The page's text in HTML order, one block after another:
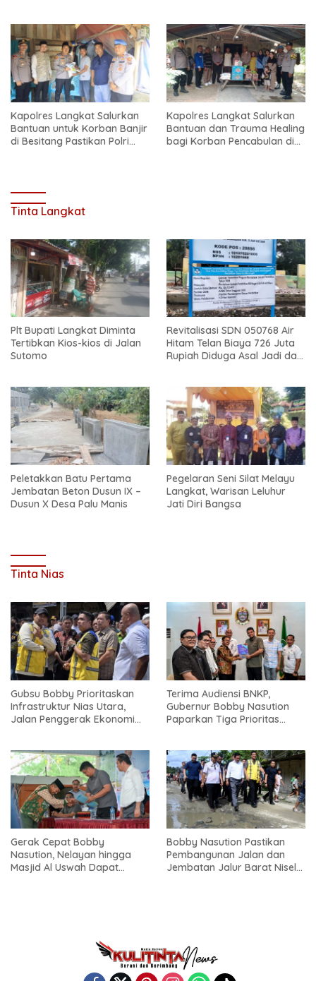
Kapolres Langkat Salurkan
Bantuan untuk Korban Banjir
di Besitang Pastikan Polri
Kapolres Langkat Salurkan
Bantuan dan Trauma Healing
bagi Korban Pencabulan di
Tinta Langkat
Plt Bupati Langkat Diminta
Tertibkan Kios-kios di Jalan
Sutomo
Revitalisasi SDN 050768 Air
Hitam Telan Biaya 726 Juta
Rupiah Diduga Asal Jadi dan
Peletakkan Batu Pertama
Jembatan Beton Dusun IX –
Dusun X Desa Palu Manis
Pegelaran Seni Silat Melayu
Langkat, Warisan Leluhur
Jati Diri Bangsa
Tinta Nias
Gubsu Bobby Prioritaskan
Infrastruktur Nias Utara,
Jalan Penggerak Ekonomi
Terima Audiensi BNKP,
Gubernur Bobby Nasution
Paparkan Tiga Prioritas
Gerak Cepat Bobby
Nasution, Nelayan hingga
Masjid Al Uswah Dapat
Bobby Nasution Pastikan
Pembangunan Jalan dan
Jembatan Jalur Barat Nisel-